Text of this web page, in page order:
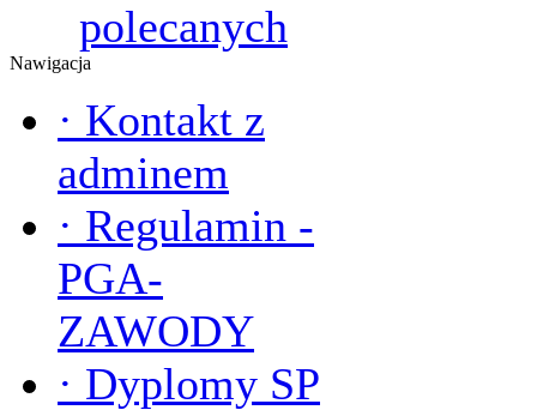
polecanych
Nawigacja
· Kontakt z
adminem
· Regulamin -
PGA-
ZAWODY
· Dyplomy SP